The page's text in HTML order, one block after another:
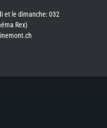
et le dimanche: 032
Rex)